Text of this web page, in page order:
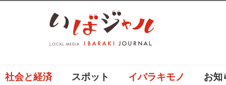
社会と経済 スポット イバラキモノ お知